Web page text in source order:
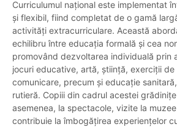
Curriculumul național este implementat
și flexibil, fiind completat de o gamă
activități extracurriculare. Această
echilibru între educația formală și cea
promovând dezvoltarea individuală prin
jocuri educative, artă, știință, exerciții de
comunicare, precum și educație
rutieră. Copiii din cadrul acestei
asemenea, la spectacole, vizite la
contribuie la îmbogățirea experiențelor